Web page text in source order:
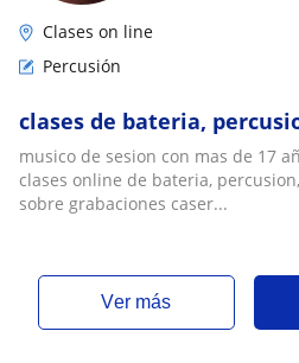
Clases on line
Percusión
clases de bateria,
musico de sesion con mas de 17
clases online de bateria,
sobre grabaciones caser...
ver más